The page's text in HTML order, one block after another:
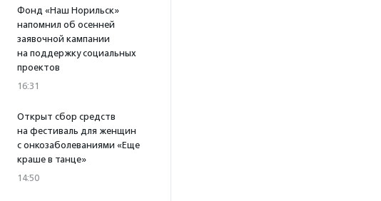
Фонд «Наш Норильск»
напомнил об осенней
заявочной кампании
на поддержку социальных
проектов
16:31
Открыт сбор средств
на фестиваль для женщин
с онкозаболеваниями «Еще
краше в танце»
14:50